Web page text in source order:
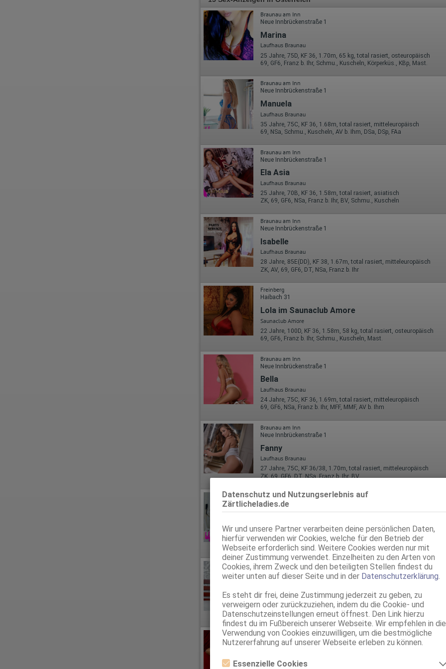
Datenschutz und Nutzungserlebnis auf
Zärtlicheladies.de
Wir und unsere Partner verarbeiten deine persönlichen Daten,
hierfür verwenden wir Cookies, welche für den Betrieb der
Webseite erforderlich sind. Weitere Cookies werden nur mit
deiner Zustimmung verwendet. Einzelheiten zu den Arten von
Cookies, ihrem Zweck und den beteiligten Stellen findest du
weiter unten auf dieser Seite und in der Datenschutzerklärung.
Es steht dir frei, deine Zustimmung jederzeit zu geben, zu
verweigern oder zurückzuziehen, indem du die Cookie- und
Datenschutzeinstellungen erneut öffnest. Den Link hierzu
findest du im Fußbereich unserer Webseite. Wir empfehlen in die
Verwendung von Cookies einzuwilligen, um die bestmögliche
Nutzererfahrung auf unserer Webseite erleben zu können.
Essenzielle Cookies
Braunau am Inn
Neue Innbrückenstraße 1
Marina
Laufhaus Braunau
25 Jahre, 75D, KF 36, 1.70m, 65 kg, total rasiert, osteuropäisch
69, GF6, Franz b. Ihr, Schmu., Kuscheln, Körperküs., KBp, Mast.
Braunau am Inn
Neue Innbrückenstraße 1
Manuela
Laufhaus Braunau
35 Jahre, 75C, KF 36, 1.68m, total rasiert, mitteleuropäisch
69, NSa, Schmu., Kuscheln, AV b. Ihm, DSa, DSp, FAa
Braunau am Inn
Neue Innbrückenstraße 1
Ela Asia
Laufhaus Braunau
25 Jahre, 70B, KF 36, 1.58m, total rasiert, asiatisch
ZK, 69, GF6, NSa, Franz b. Ihr, BV, Schmu., Kuscheln
Braunau am Inn
Neue Innbrückenstraße 1
Isabelle
Laufhaus Braunau
28 Jahre, 85E(DD), KF 38, 1.67m, total rasiert, mitteleuropäisch
ZK, AV, 69, GF6, DT, NSa, Franz b. Ihr
Freinberg
Haibach 31
Lola im Saunaclub Amore
Saunaclub Amore
22 Jahre, 100D, KF 36, 1.58m, 58 kg, total rasiert, osteuropäisch
69, GF6, Franz b. Ihr, Schmu., Kuscheln, Mast.
Braunau am Inn
Neue Innbrückenstraße 1
Bella
Laufhaus Braunau
24 Jahre, 75C, KF 36, 1.69m, total rasiert, mitteleuropäisch
69, GF6, NSa, Franz b. Ihr, MFF, MMF, AV b. Ihm
Braunau am Inn
Neue Innbrückenstraße 1
Fanny
Laufhaus Braunau
27 Jahre, 75C, KF 36/38, 1.70m, total rasiert, mitteleuropäisch
ZK, 69, GF6, DT, NSa, Franz b. Ihr, BV
Braunau am Inn
Neue Innbrückenstraße 1
Laufhaus Braunau
85B, KF 36, 1.65m, total rasiert, Latina
ZK, 69, GF6, DT, NSa, Franz b. Ihr, BV
Braunau am Inn
Neue Innbrückenstraße 1
Laufhaus Braunau
75C, KF 36, 1.70m, total rasiert, mitteleuropäisch
ZK, 69, NSa, Franz b. Ihr, BV, Schmu., Kuscheln, DSa
Braunau am Inn
Neue Innbrückenstraße 1
Laufhaus Braunau